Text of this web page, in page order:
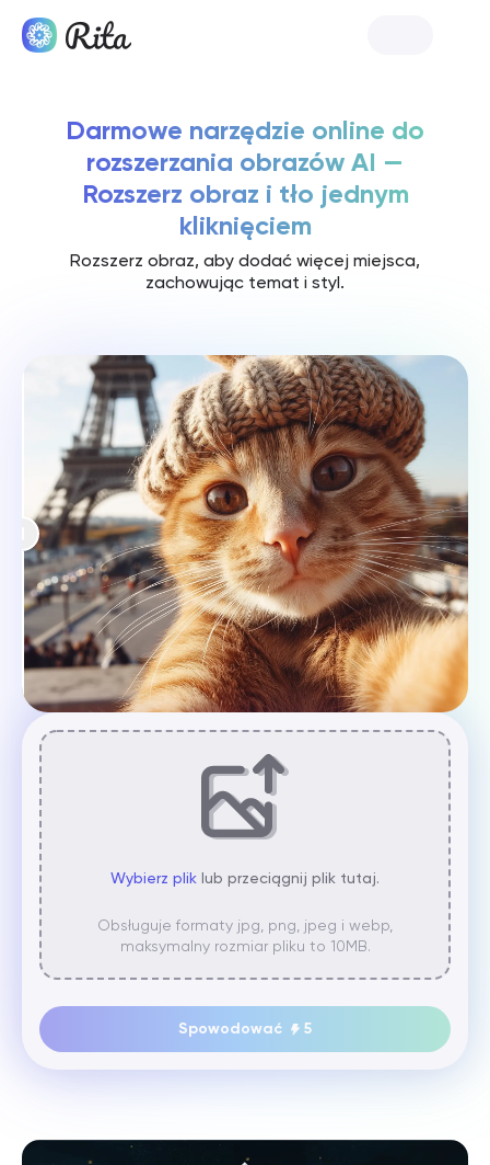
Darmowe narzędzie online do
rozszerzania obrazów AI —
Rozszerz obraz i tło jednym
kliknięciem
Rozszerz obraz, aby dodać więcej miejsca,
zachowując temat i styl.
Wybierz plik lub przeciągnij plik tutaj.
Obsługuje formaty jpg, png, jpeg i webp,
maksymalny rozmiar pliku to 10MB.
Spowodować 5